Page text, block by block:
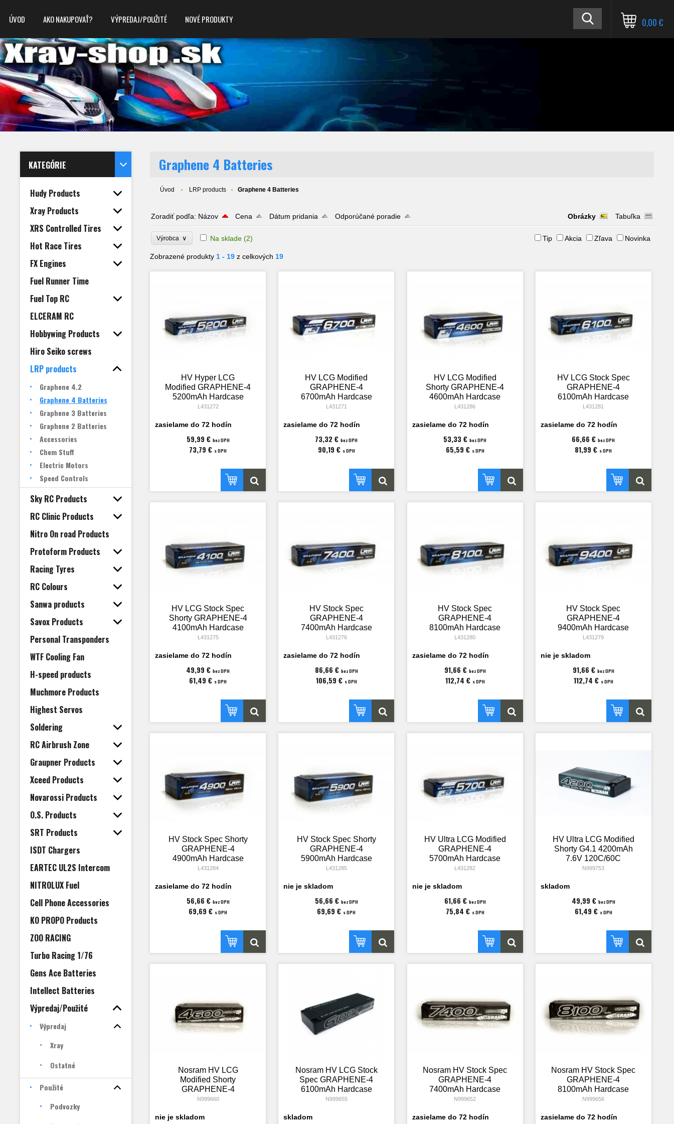
ÚVOD AKO NAKUPOVAŤ? VÝPREDAJ/POUŽITÉ NOVÉ PRODUKTY 0,00 €
KATEGÓRIE
Hudy Products
Xray Products
XRS Controlled Tires
Hot Race Tires
FX Engines
Fuel Runner Time
Fuel Top RC
ELCERAM RC
Hobbywing Products
Hiro Seiko screws
LRP products
Graphene 4.2
Graphene 4 Batteries
Graphene 3 Batteries
Graphene 2 Batteries
Accessories
Chem Stuff
Electric Motors
Speed Controls
Sky RC Products
RC Clinic Products
Nitro On road Products
Protoform Products
Racing Tyres
RC Colours
Sanwa products
Savox Products
Personal Transponders
WTF Cooling Fan
H-speed products
Muchmore Products
Highest Servos
Soldering
RC Airbrush Zone
Graupner Products
Xceed Products
Novarossi Products
O.S. Products
SRT Products
ISDT Chargers
EARTEC UL2S Intercom
NITROLUX Fuel
Cell Phone Accessories
KO PROPO Products
ZOO RACING
Turbo Racing 1/76
Gens Ace Batteries
Intellect Batteries
Výpredaj/Použité
Výpredaj
Xray
Ostatné
Použité
Podvozky
Graphene 4 Batteries
Úvod LRP products Graphene 4 Batteries
Zoradiť podľa: Názov Cena Dátum pridania Odporúčané poradie Obrázky Tabuľka
Výrobca ∨ Na sklade (2) Tip Akcia Zľava Novinka
Zobrazené produkty 1 - 19 z celkových 19
HV Hyper LCG
Modified GRAPHENE-4
5200mAh Hardcase
Akku - 7.6V LiPo -
L431272
zasielame do 72 hodín
59,99 € bez DPH
73,79 € s DPH
HV LCG Modified
GRAPHENE-4
6700mAh Hardcase
Akku - 7.6V LiPo -
L431271
zasielame do 72 hodín
73,32 €bez DPH
90,19 € s DPH
HV LCG Modified
Shorty GRAPHENE-4
4600mAh Hardcase
Akku - 7.6V LiPo -
L431286
zasielame do 72 hodín
53,33 €bez DPH
65,59 € s DPH
HV LCG Stock Spec
GRAPHENE-4
6100mAh Hardcase
Akku - 7.6V LiPo -
L431281
zasielame do 72 hodín
66,66 €bez DPH
81,99 € s DPH
HV LCG Stock Spec
Shorty GRAPHENE-4
4100mAh Hardcase
Akku - 7.6V LiPo -
L431275
zasielame do 72 hodín
49,99 €bez DPH
61,49 € s DPH
HV Stock Spec
GRAPHENE-4
7400mAh Hardcase
Akku - 7.6V LiPo -
L431276
zasielame do 72 hodín
86,66 € bez DPH
106,59 € s DPH
HV Stock Spec
GRAPHENE-4
8100mAh Hardcase
Akku - 7.6V LiPo -
L431280
zasielame do 72 hodín
91,66 € bez DPH
112,74 € s DPH
HV Stock Spec
GRAPHENE-4
9400mAh Hardcase
Akku - 7.6V LiPo -
L431279
nie je skladom
91,66 € bez DPH
112,74 € s DPH
HV Stock Spec Shorty
GRAPHENE-4
4900mAh Hardcase
Akku - 7.6V LiPo -
L431284
zasielame do 72 hodín
56,66 € bez DPH
69,69 € s DPH
HV Stock Spec Shorty
GRAPHENE-4
5900mAh Hardcase
Akku - 7.6V LiPo -
L431285
nie je skladom
56,66 € bez DPH
69,69 € s DPH
HV Ultra LCG Modified
GRAPHENE-4
5700mAh Hardcase
Akku - 7.6V LiPo -
L431282
nie je skladom
61,66 € bez DPH
75,84 € s DPH
HV Ultra LCG Modified
Shorty G4.1 4200mAh
7.6V 120C/60C
N999753
skladom
49,99 € bez DPH
61,49 € s DPH
Nosram HV LCG
Modified Shorty
GRAPHENE-4
4600mAh Hardcase
120C/60C
N999660
nie je skladom
Nosram HV LCG Stock
Spec GRAPHENE-4
6100mAh Hardcase
Akku - 7.6V LiPo -
N999655
skladom
Nosram HV Stock Spec
GRAPHENE-4
7400mAh Hardcase
Akku - 7.6V LiPo -
N999652
zasielame do 72 hodín
Nosram HV Stock Spec
GRAPHENE-4
8100mAh Hardcase
Akku - 7.6V LiPo -
N999656
zasielame do 72 hodín